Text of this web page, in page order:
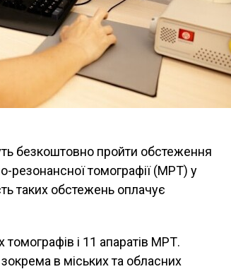
безкоштовно пройти обстеження
резонансної томографії (МРТ) у
таких обстежень оплачує
і 11 апаратів МРТ.
в міських та обласних